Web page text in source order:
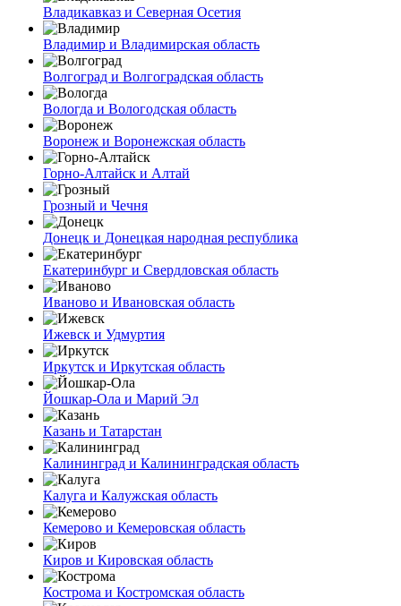
Владикавказ и Северная Осетия
Владимир и Владимирская область
Волгоград и Волгоградская область
Вологда и Вологодская область
Воронеж и Воронежская область
Горно-Алтайск и Алтай
Грозный и Чечня
Донецк и Донецкая народная республика
Екатеринбург и Свердловская область
Иваново и Ивановская область
Ижевск и Удмуртия
Иркутск и Иркутская область
Йошкар-Ола и Марий Эл
Казань и Татарстан
Калининград и Калининградская область
Калуга и Калужская область
Кемерово и Кемеровская область
Киров и Кировская область
Кострома и Костромская область